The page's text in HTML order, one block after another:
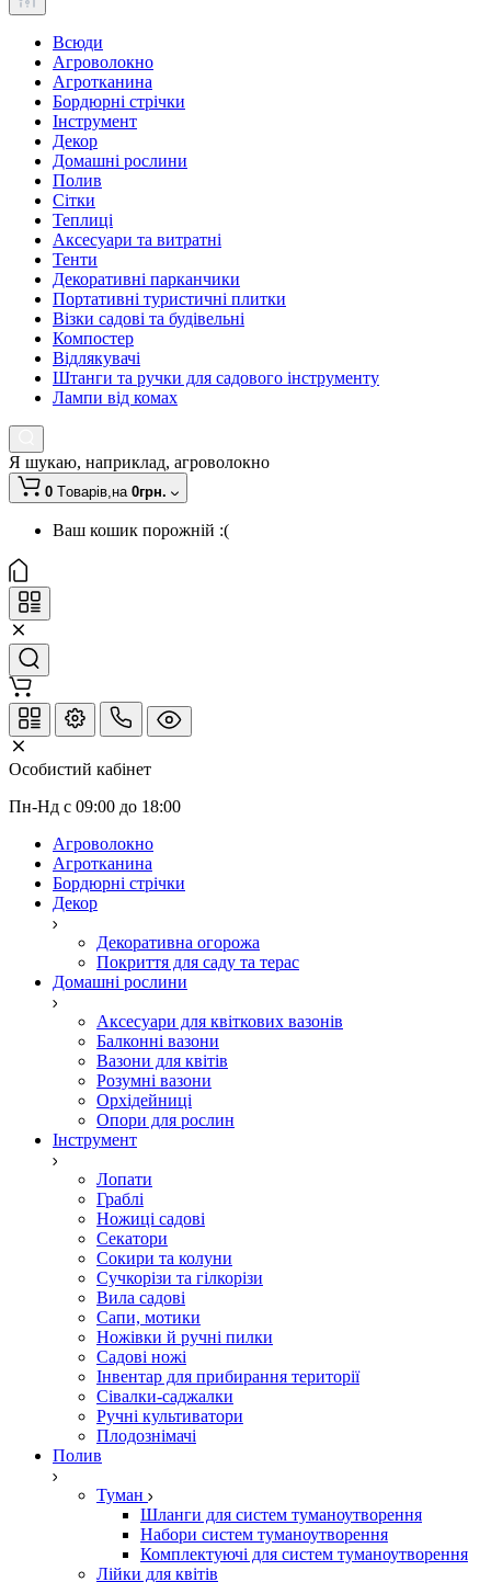
Всюди
Агроволокно
Агротканина
Бордюрні стрічки
Інструмент
Декор
Домашні рослини
Полив
Сітки
Теплиці
Аксесуари та витратні
Тенти
Декоративні парканчики
Портативні туристичні плитки
Візки садові та будівельні
Компостер
Відлякувачі
Штанги та ручки для садового інструменту
Лампи від комах
Я шукаю, наприклад, агроволокно
0 Tоварів,на 0грн.
Ваш кошик порожній :(
Особистий кабінет
Пн-Нд с 09:00 до 18:00
Агроволокно
Агротканина
Бордюрні стрічки
Декор
Декоративна огорожа
Покриття для саду та терас
Домашні рослини
Аксесуари для квіткових вазонів
Балконні вазони
Вазони для квітів
Розумні вазони
Орхідейниці
Опори для рослин
Інструмент
Лопати
Граблі
Ножиці садові
Секатори
Сокири та колуни
Сучкорізи та гілкорізи
Вила садові
Сапи, мотики
Ножівки й ручні пилки
Садові ножі
Інвентар для прибирання території
Сівалки-саджалки
Ручні культиватори
Плодознімачі
Полив
Туман
Шланги для систем туманоутворення
Набори систем туманоутворення
Комплектуючі для систем туманоутворення
Лійки для квітів